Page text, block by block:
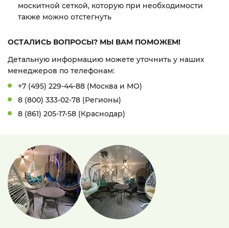
москитной сеткой, которую при необходимости
также можно отстегнуть
ОСТАЛИСЬ ВОПРОСЫ? МЫ ВАМ ПОМОЖЕМ!
Детальную информацию можете уточнить у наших
менеджеров по телефонам:
+7 (495) 229-44-88 (Москва и МО)
8 (800) 333-02-78 (Регионы)
8 (861) 205-17-58 (Краснодар)